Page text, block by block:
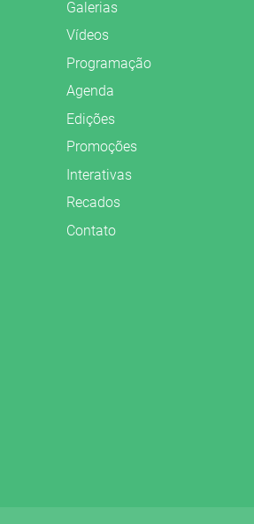
Galerias
Vídeos
Programação
Agenda
Edições
Promoções
Interativas
Recados
Contato